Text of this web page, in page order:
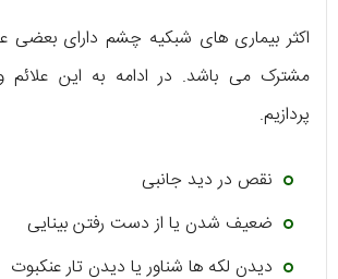
اکثر بیماری های شبکیه چشم دارای بعضی
مشترک می باشد. در ادامه به این
پردازیم.
نقص در دید جانبی
ضعیف شدن یا از دست رفتن بینایی
دیدن لکه ها شناور یا دیدن تار عنکبوت